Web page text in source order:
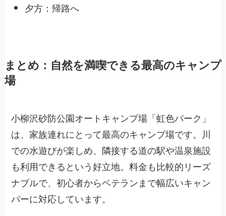
夕方：帰路へ
まとめ：自然を満喫できる最高のキャンプ
場
小柳沢砂防公園オートキャンプ場「虹色パーク」
は、家族連れにとって最高のキャンプ場です。川
での水遊びが楽しめ、隣接する道の駅や温泉施設
も利用できるという好立地。料金も比較的リーズ
ナブルで、初心者からベテランまで幅広いキャン
パーに対応しています。